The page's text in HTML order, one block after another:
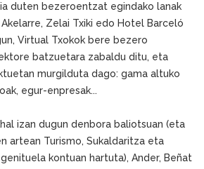
duten bezeroentzat egindako lanak
Zelai Txiki edo Hotel Barceló
Virtual Txokok bere bezero
batzuetara zabaldu ditu, eta
murgilduta dago: gama altuko
egur-enpresak...
izan dugun denbora baliotsuan (eta
artean Turismo, Sukaldaritza eta
kontuan hartuta), Ander, Beñat